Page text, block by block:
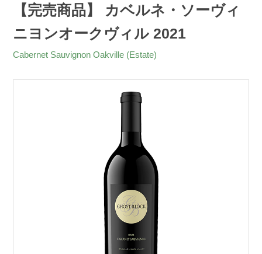
【完売商品】 カベルネ・ソーヴィ
ニヨンオークヴィル 2021
Cabernet Sauvignon Oakville (Estate)